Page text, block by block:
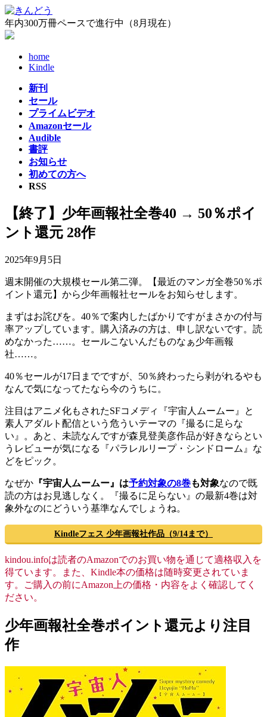
コ
ン
テ
ナ
ビ
ゲ
年内300万冊ペースで進行中（8月現在）
home
Kindle
新刊
セール
プライムビデオ
Amazonセール
Audible
書評
お知らせ
初めての方へ
RSS
【終了】少年画報社全巻40 → 50％ポイ
ント還元 28作
2025年9月5日
週末開催の大規模セール第二弾。【最近のマンガ全巻50％ポ
イント還元】から少年画報社セールをお知らせします。
まずはお詫びを。40％で案内したばかりですがまさかの付与
率アップしています。購入済みの方は、申し訳ないです。読
めなかった……。セールこないんだものなぁ少年画報
社……。
40％セールが17日までですが、50％終わったら剥がれるやも
なんで気になってたなら今のうちに。
注目はアニメ化もされたSFコメディ『宇宙人ムームー』と
素人アダルト配信という危ういテーマの『撮るに足らな
い』。あと、未読なんですが森見登美彦作品が好きならとい
うレビューが気になる『パラレルリープ・シンドローム』な
どをピック。
なぜか 『宇宙人ムームー』は予約対象の8巻も対象なので既
読の方はお見逃しなく。『撮るに足らない』の最新4巻は対
象外なのにどういう基準なんでしょうね。
Kindleフェス 少年画報社作品（9/14まで）
kindou.infoは読者のAmazonでのお買い物を通じて適格収入を
得ています。また、Kindle本の価格は随時変更されていま
す。ご購入の前にAmazon上の価格・内容をよく確認してく
ださい。
少年画報社全巻ポイント還元より注目
作